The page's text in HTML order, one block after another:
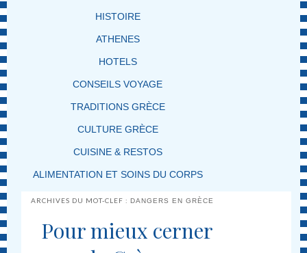
HISTOIRE
ATHENES
HOTELS
CONSEILS VOYAGE
TRADITIONS GRÈCE
CULTURE GRÈCE
CUISINE & RESTOS
ALIMENTATION ET SOINS DU CORPS
ARCHIVES DU MOT-CLEF :DANGERS EN GRÈCE
Pour mieux cerner